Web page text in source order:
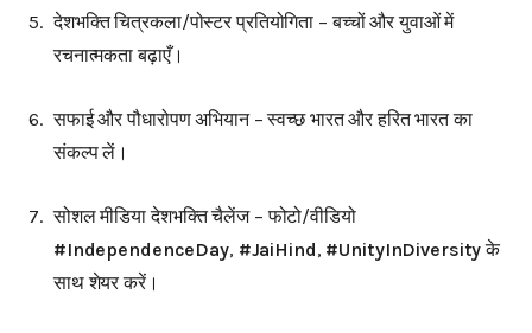
देशभक्ति चित्रकला/पोस्टर प्रतियोगिता – बच्चों और युवाओं में
रचनात्मकता बढ़ाएँ।
सफाई और पौधारोपण अभियान – स्वच्छ भारत और हरित भारत का
संकल्प लें।
सोशल मीडिया देशभक्ति चैलेंज – फोटो/वीडियो
#IndependenceDay, #JaiHind, #UnityInDiversityके
साथ शेयर करें।